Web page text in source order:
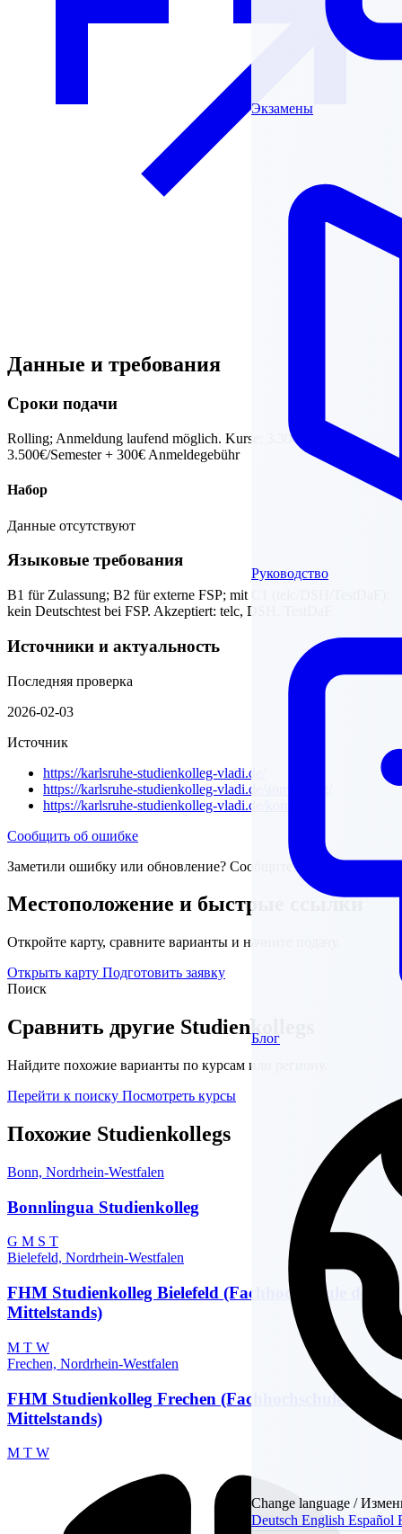
Экзамены
Руководство
Блог
Change language /
DeutschEnglishEspañol
Данные и требования
Сроки подачи
Rolling; Anmeldung laufend möglich. Kurse: 3.300–
3.500€/Semester + 300€ Anmeldegebühr
Набор
Данные отсутствуют
Языковые требования
B1 für Zulassung; B2 für externe FSP; mit C1 (telc/DSH/TestDaF):
kein Deutschtest bei FSP. Akzeptiert: telc, DSH, TestDaF
Источники и актуальность
Последняя проверка
2026-02-03
Источник
https://karlsruhe-studienkolleg-vladi.de/
https://karlsruhe-studienkolleg-vladi.de/anmeldung/
https://karlsruhe-studienkolleg-vladi.de/kontakt/
Сообщить об ошибке
Заметили ошибку или обновление? Сообщите нам.
Местоположение и быстрые ссылки
Откройте карту, сравните варианты и начните подачу.
Открыть карту Подготовить заявку
Поиск
Сравнить другие Studienkollegs
Найдите похожие варианты по курсам или региону.
Перейти к поиску Посмотреть курсы
Похожие Studienkollegs
Bonn, Nordrhein-Westfalen
Bonnlingua Studienkolleg
G M S T
Bielefeld, Nordrhein-Westfalen
FHM Studienkolleg Bielefeld (Fachhochschule des
Mittelstands)
M T W
Frechen, Nordrhein-Westfalen
FHM Studienkolleg Frechen (Fachhochschule des
Mittelstands)
M T W